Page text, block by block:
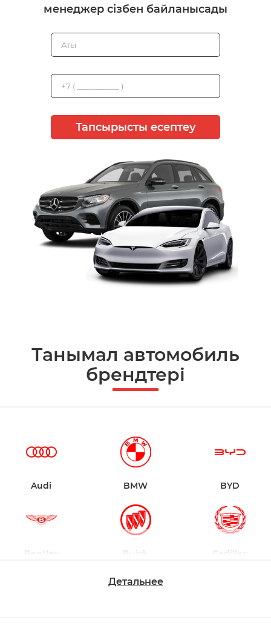
менеджер сізбен байланысады
Тапсырысты есептеу
Танымал автомобиль
брендтері
Audi BMW BYD
Bentley Buick Cadillac
Детальнее